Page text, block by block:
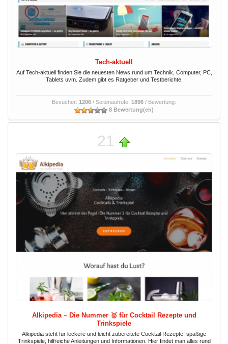
Tech-aktuell
Auf Tech-aktuell finden Sie die neuesten News rund um Technik, Computer, PC,
Tablets uvm. Zudem gibt es Ratgeber und Testberichte.
Besucher: 1206 / Seitenaufrufe: 1896 / Bewertung:
8 Bewertung(en)
21
Alkipedia – Die Nummer 🥇 für Cocktail Rezepte und
Trinkspiele
Alkipedia steht für leckere und leicht zubereitete Cocktail Rezepte, spaßige
Trinkspiele, hilfreiche Anleitungen und Informationen. Hier findet man alles rund